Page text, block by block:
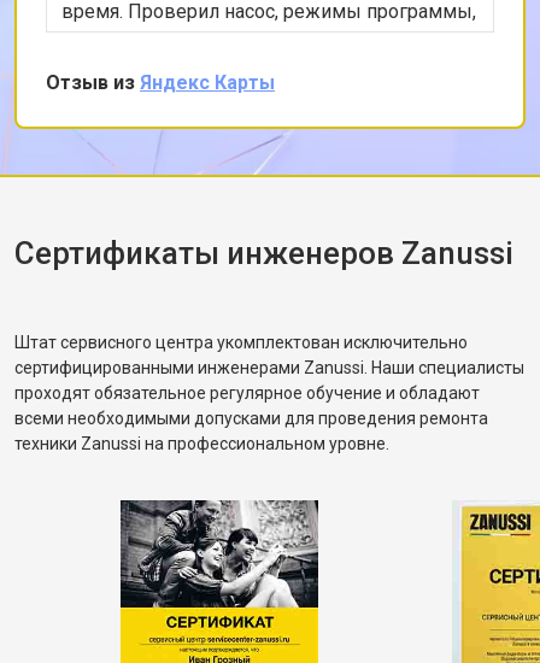
время. Проверил насос, режимы программы,
снял заднюю панель и показал, что ремень
частично порвался и проскальзывал.
Заменил ремень без лишних разговоров,
после чего протестировал в режиме стирки и
убедился, что вращение барабана
корректное. Рассказал, как правильно
разбалансировка.
Отзыв из Яндекс Карты
Сертификаты инженеров Zanussi
Штат сервисного центра укомплектован исключительно
сертифицированными инженерами Zanussi. Наши специалисты
проходят обязательное регулярное обучение и обладают
всеми необходимыми допусками для проведения ремонта
техники Zanussi на профессиональном уровне.